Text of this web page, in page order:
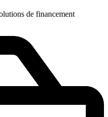
de financement